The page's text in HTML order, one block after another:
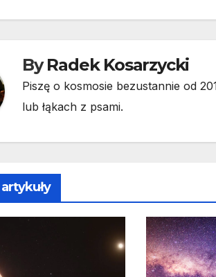
ByRadek Kosarzycki
Piszę o kosmosie bezustannie od
lub łąkach z psami.